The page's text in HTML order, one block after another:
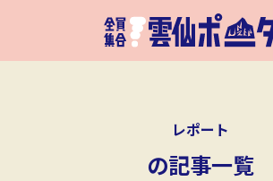
レポート
の記事一覧